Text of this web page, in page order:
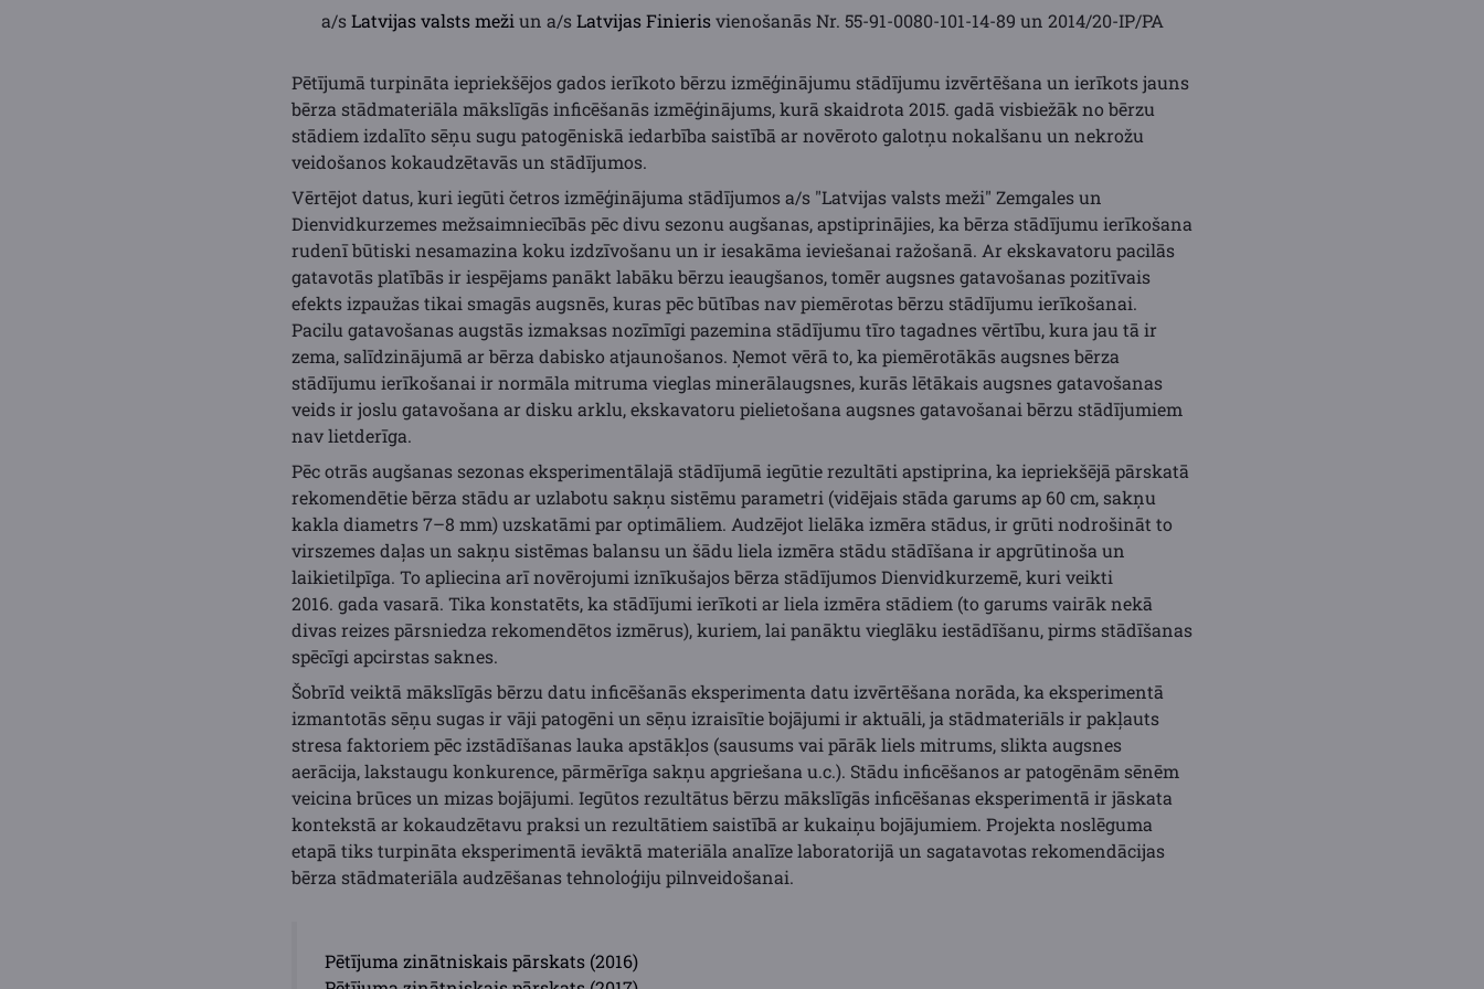
a/sLatvijas valsts meži un a/sLatvijas Finierisvienošanās Nr. 55-91-0080-101-14-89 un 2014/20-IP/PA
Pētījumā turpināta iepriekšējos gados ierīkoto bērzu izmēģinājumu stādījumu izvērtēšana un ierīkots jauns
bērza stādmateriāla mākslīgās inficēšanās izmēģinājums, kurā skaidrota 2015. gadā visbiežāk no bērzu
stādiem izdalīto sēņu sugu patogēniskā iedarbība saistībā ar novēroto galotņu nokalšanu un nekrožu
veidošanos kokaudzētavās un stādījumos.
Vērtējot datus, kuri iegūti četros izmēģinājuma stādījumos a/s "Latvijas valsts meži" Zemgales un
Dienvidkurzemes mežsaimniecībās pēc divu sezonu augšanas, apstiprinājies, ka bērza stādījumu ierīkošana
rudenī būtiski nesamazina koku izdzīvošanu un ir iesakāma ieviešanai ražošanā. Ar ekskavatoru pacilās
gatavotās platībās ir iespējams panākt labāku bērzu ieaugšanos, tomēr augsnes gatavošanas pozitīvais
efekts izpaužas tikai smagās augsnēs, kuras pēc būtības nav piemērotas bērzu stādījumu ierīkošanai.
Pacilu gatavošanas augstās izmaksas nozīmīgi pazemina stādījumu tīro tagadnes vērtību, kura jau tā ir
zema, salīdzinājumā ar bērza dabisko atjaunošanos. Ņemot vērā to, ka piemērotākās augsnes bērza
stādījumu ierīkošanai ir normāla mitruma vieglas minerālaugsnes, kurās lētākais augsnes gatavošanas
veids ir joslu gatavošana ar disku arklu, ekskavatoru pielietošana augsnes gatavošanai bērzu stādījumiem
nav lietderīga.
Pēc otrās augšanas sezonas eksperimentālajā stādījumā iegūtie rezultāti apstiprina, ka iepriekšējā pārskatā
rekomendētie bērza stādu ar uzlabotu sakņu sistēmu parametri (vidējais stāda garums ap 60 cm, sakņu
kakla diametrs 7–8 mm) uzskatāmi par optimāliem. Audzējot lielāka izmēra stādus, ir grūti nodrošināt to
virszemes daļas un sakņu sistēmas balansu un šādu liela izmēra stādu stādīšana ir apgrūtinoša un
laikietilpīga. To apliecina arī novērojumi iznīkušajos bērza stādījumos Dienvidkurzemē, kuri veikti
2016. gada vasarā. Tika konstatēts, ka stādījumi ierīkoti ar liela izmēra stādiem (to garums vairāk nekā
divas reizes pārsniedza rekomendētos izmērus), kuriem, lai panāktu vieglāku iestādīšanu, pirms stādīšanas
spēcīgi apcirstas saknes.
Šobrīd veiktā mākslīgās bērzu datu inficēšanās eksperimenta datu izvērtēšana norāda, ka eksperimentā
izmantotās sēņu sugas ir vāji patogēni un sēņu izraisītie bojājumi ir aktuāli, ja stādmateriāls ir pakļauts
stresa faktoriem pēc izstādīšanas lauka apstākļos (sausums vai pārāk liels mitrums, slikta augsnes
aerācija, lakstaugu konkurence, pārmērīga sakņu apgriešana u.c.). Stādu inficēšanos ar patogēnām sēnēm
veicina brūces un mizas bojājumi. Iegūtos rezultātus bērzu mākslīgās inficēšanas eksperimentā ir jāskata
kontekstā ar kokaudzētavu praksi un rezultātiem saistībā ar kukaiņu bojājumiem. Projekta noslēguma
etapā tiks turpināta eksperimentā ievāktā materiāla analīze laboratorijā un sagatavotas rekomendācijas
bērza stādmateriāla audzēšanas tehnoloģiju pilnveidošanai.
Pētījuma zinātniskais pārskats (2016)